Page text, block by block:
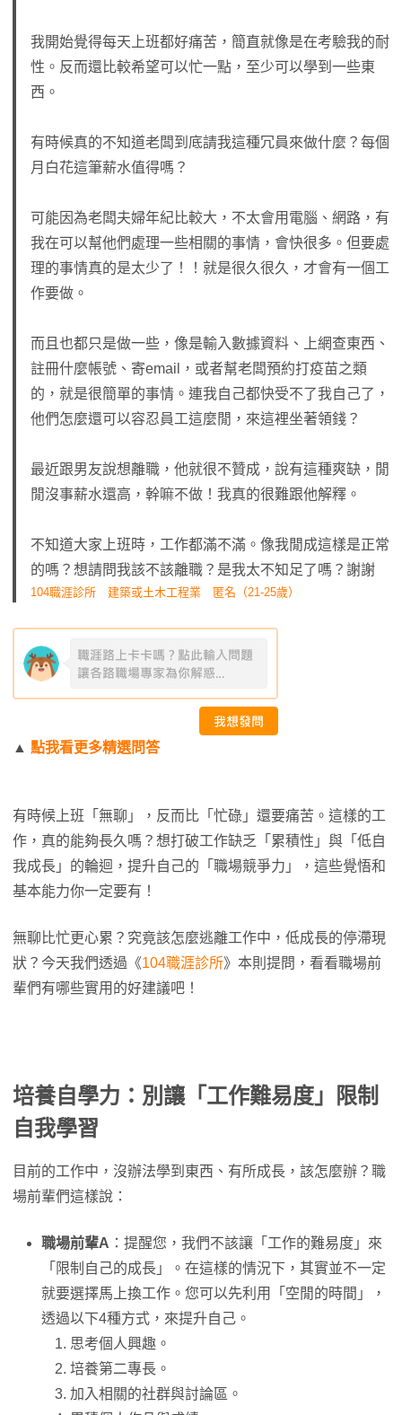
我開始覺得每天上班都好痛苦，簡直就像是在考驗我的耐
性。反而還比較希望可以忙一點，至少可以學到一些東
西。
有時候真的不知道老闆到底請我這種冗員來做什麼？每個
月白花這筆薪水值得嗎？
可能因為老闆夫婦年紀比較大，不太會用電腦、網路，有
我在可以幫他們處理一些相關的事情，會快很多。但要處
理的事情真的是太少了！！就是很久很久，才會有一個工
作要做。
而且也都只是做一些，像是輸入數據資料、上網查東西、
註冊什麼帳號、寄email，或者幫老闆預約打疫苗之類
的，就是很簡單的事情。連我自己都快受不了我自己了，
他們怎麼還可以容忍員工這麼閒，來這裡坐著領錢？
最近跟男友說想離職，他就很不贊成，說有這種爽缺，閒
閒沒事薪水還高，幹嘛不做！我真的很難跟他解釋。
不知道大家上班時，工作都滿不滿。像我閒成這樣是正常
的嗎？想請問我該不該離職？是我太不知足了嗎？謝謝
104職涯診所 建築或土木工程業 匿名（21-25歲）
▲ 點我看更多精選問答
有時候上班「無聊」，反而比「忙碌」還要痛苦。這樣的工
作，真的能夠長久嗎？想打破工作缺乏「累積性」與「低自
我成長」的輪迴，提升自己的「職場競爭力」，這些覺悟和
基本能力你一定要有！
無聊比忙更心累？究竟該怎麼逃離工作中，低成長的停滯現
狀？今天我們透過《104職涯診所》本則提問，看看職場前
輩們有哪些實用的好建議吧！
培養自學力：別讓「工作難易度」限制
自我學習
目前的工作中，沒辦法學到東西、有所成長，該怎麼辦？職
場前輩們這樣說：
職場前輩A ：提醒您，我們不該讓「工作的難易度」來
「限制自己的成長」。在這樣的情況下，其實並不一定
就要選擇馬上換工作。您可以先利用「空閒的時間」，
透過以下4種方式，來提升自己。
思考個人興趣。
培養第二專長。
加入相關的社群與討論區。